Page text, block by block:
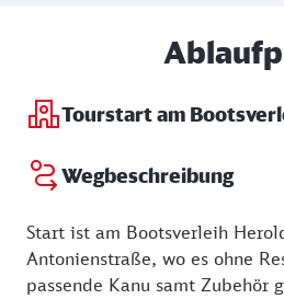
Tourstart am
Wegbeschreibung
Start ist am Bootsverleih
Antonienstraße, wo es ohne
passende Kanu samt Zubehör